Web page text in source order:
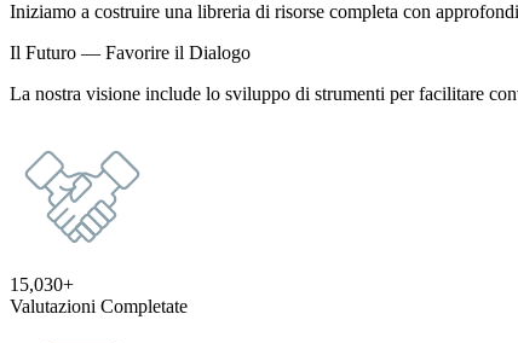
Iniziamo a costruire una libreria di risorse completa con
Il Futuro — Favorire il Dialogo
La nostra visione include lo sviluppo di strumenti per facilitare
15,030+
Valutazioni Completate